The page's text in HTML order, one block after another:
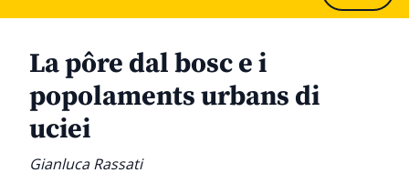
La pôre dal bosc e i
popolaments urbans di
uciei
Gianluca Rassati